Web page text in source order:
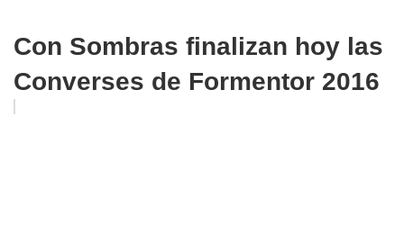
Con Sombras finalizan hoy las
Converses de Formentor 2016